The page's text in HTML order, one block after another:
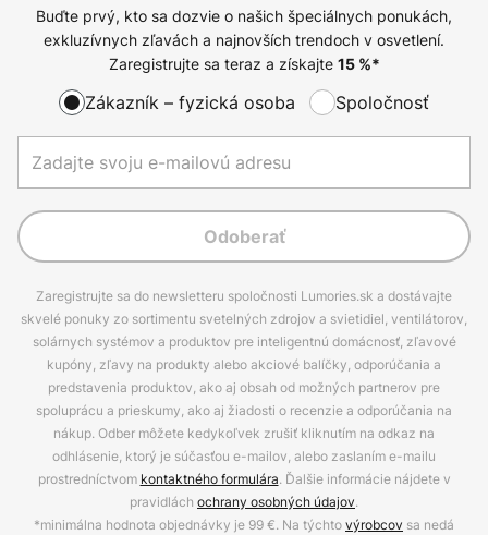
Buďte prvý, kto sa dozvie o našich špeciálnych ponukách,
exkluzívnych zľavách a najnovších trendoch v osvetlení.
Zaregistrujte sa teraz a získajte 15%*
Zákazník – fyzická osoba Spoločnosť
Odoberať
Zaregistrujte sa do newsletteru spoločnosti Lumories.sk a dostávajte
skvelé ponuky zo sortimentu svetelných zdrojov a svietidiel, ventilátorov,
solárnych systémov a produktov pre inteligentnú domácnosť, zľavové
kupóny, zľavy na produkty alebo akciové balíčky, odporúčania a
predstavenia produktov, ako aj obsah od možných partnerov pre
spoluprácu a prieskumy, ako aj žiadosti o recenzie a odporúčania na
nákup. Odber môžete kedykoľvek zrušiť kliknutím na odkaz na
odhlásenie, ktorý je súčasťou e-mailov, alebo zaslaním e-mailu
prostredníctvom kontaktného formulára. Ďalšie informácie nájdete v
pravidlách ochrany osobných údajov.
*minimálna hodnota objednávky je 99 €. Na týchtovýrobcov sa nedá